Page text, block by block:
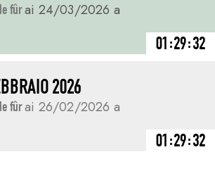
fûrai 24/03/2026 a
01:29:32
2026
fûrai 26/02/2026 a
01:29:32